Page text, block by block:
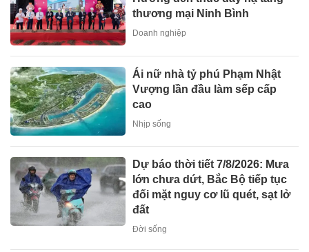
thương mại Ninh Bình
Doanh nghiệp
Ái nữ nhà tỷ phú Phạm Nhật
Vượng lần đầu làm sếp cấp
cao
Nhịp sống
Dự báo thời tiết 7/8/2026: Mưa
lớn chưa dứt, Bắc Bộ tiếp tục
đối mặt nguy cơ lũ quét, sạt lở
đất
Đời sống